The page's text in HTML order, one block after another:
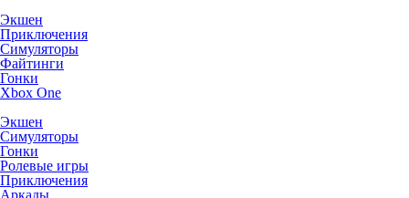
Экшен
Приключения
Симуляторы
Файтинги
Гонки
Xbox One
Экшен
Симуляторы
Гонки
Ролевые игры
Приключения
Аркады